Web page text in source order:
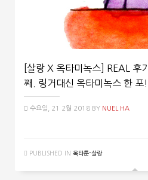
[살랑 X 옥타미녹스] REAL 후
째. 링거대신 옥타미녹스 한 포!
수요일, 21 2월 2018 BY NUEL HA
PUBLISHED IN 옥타툰-살랑